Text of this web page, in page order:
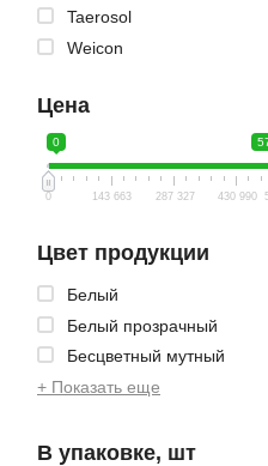
Taerosol
Weicon
Цена
0
0 143 663 287 327 430 990
Цвет продукции
Белый
Белый прозрачный
Бесцветный мутный
+ Показать еще
В упаковке, шт